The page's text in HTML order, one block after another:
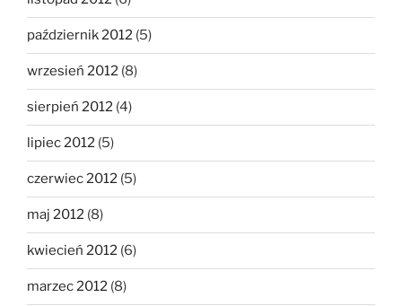
październik 2012 (5)
wrzesień 2012 (8)
sierpień 2012 (4)
lipiec 2012 (5)
czerwiec 2012 (5)
maj 2012 (8)
kwiecień 2012 (6)
marzec 2012 (8)